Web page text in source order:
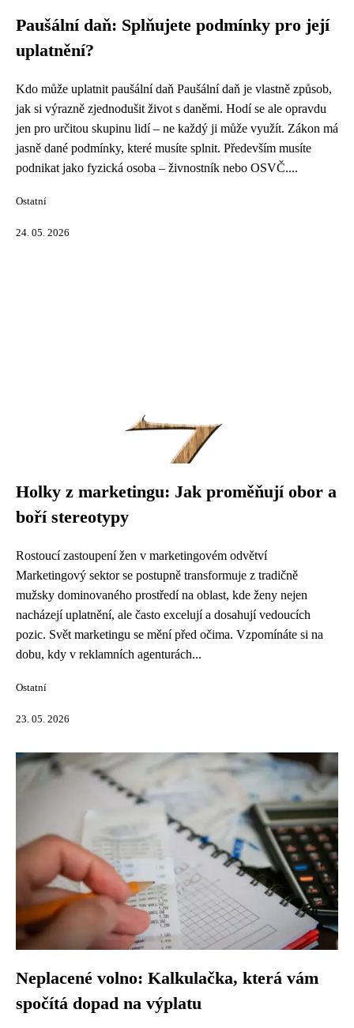
Paušální daň: Splňujete podmínky pro její
uplatnění?
Kdo může uplatnit paušální daň Paušální daň je vlastně způsob,
jak si výrazně zjednodušit život s daněmi. Hodí se ale opravdu
jen pro určitou skupinu lidí – ne každý ji může využít. Zákon má
jasně dané podmínky, které musíte splnit. Především musíte
podnikat jako fyzická osoba – živnostník nebo OSVČ....
Ostatní
24. 05. 2026
Holky z marketingu: Jak proměňují obor a
boří stereotypy
Rostoucí zastoupení žen v marketingovém odvětví
Marketingový sektor se postupně transformuje z tradičně
mužsky dominovaného prostředí na oblast, kde ženy nejen
nacházejí uplatnění, ale často excelují a dosahují vedoucích
pozic. Svět marketingu se mění před očima. Vzpomínáte si na
dobu, kdy v reklamních agenturách...
Ostatní
23. 05. 2026
Neplacené volno: Kalkulačka, která vám
spočítá dopad na výplatu